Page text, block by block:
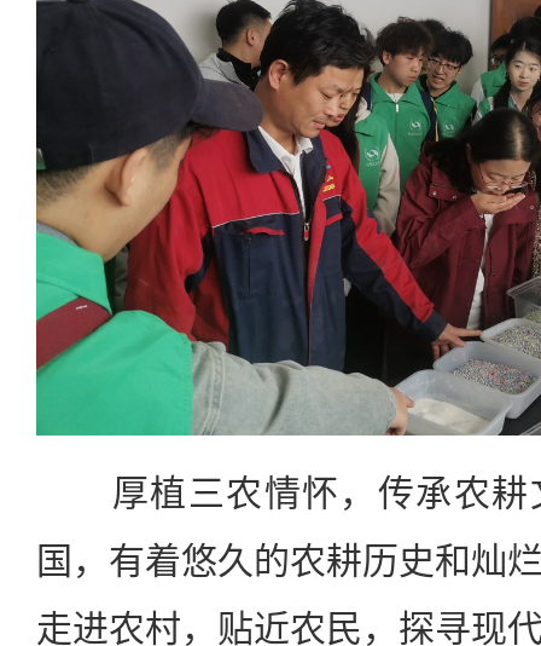
厚植三农情怀，传承农耕
国，有着悠久的农耕历史和灿
走进农村，贴近农民，探寻现